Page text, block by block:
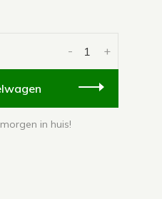
+
-
in huis!